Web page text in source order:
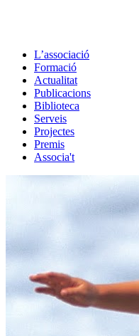
L’associació
Formació
Actualitat
Publicacions
Biblioteca
Serveis
Projectes
Premis
Associa't